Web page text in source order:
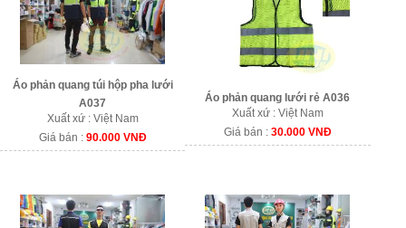
Áo phản quang túi hộp pha lưới
A037
Xuất xứ : Việt Nam
Giá bán : 90.000 VNĐ
Áo phản quang lưới rẻ A036
Xuất xứ : Việt Nam
Giá bán : 30.000 VNĐ